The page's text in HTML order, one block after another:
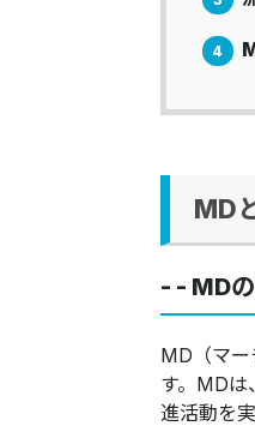
4
MD
- - MD
MD（マー
す。MDは
進活動を